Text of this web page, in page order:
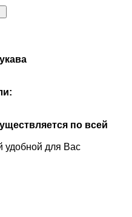
по всей
удобной для Вас